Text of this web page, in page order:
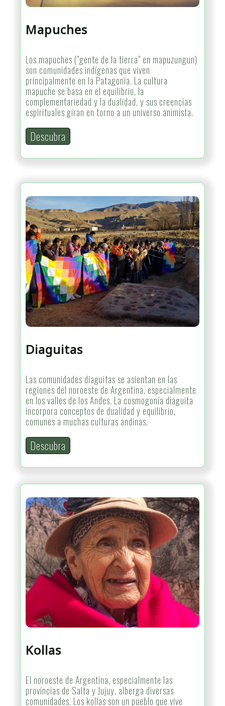
Mapuches
Los mapuches ("gente de la tierra" en mapuzungun)
son comunidades indígenas que viven
principalmente en la Patagonia. La cultura
mapuche se basa en el equilibrio, la
complementariedad y la dualidad, y sus creencias
espirituales giran en torno a un universo animista.
Descubra
Diaguitas
Las comunidades diaguitas se asientan en las
regiones del noroeste de Argentina, especialmente
en los valles de los Andes. La cosmogonía diaguita
incorpora conceptos de dualidad y equilibrio,
comunes a muchas culturas andinas.
Descubra
Kollas
El noroeste de Argentina, especialmente las
provincias de Salta y Jujuy, alberga diversas
comunidades. Los kollas son un pueblo que vive